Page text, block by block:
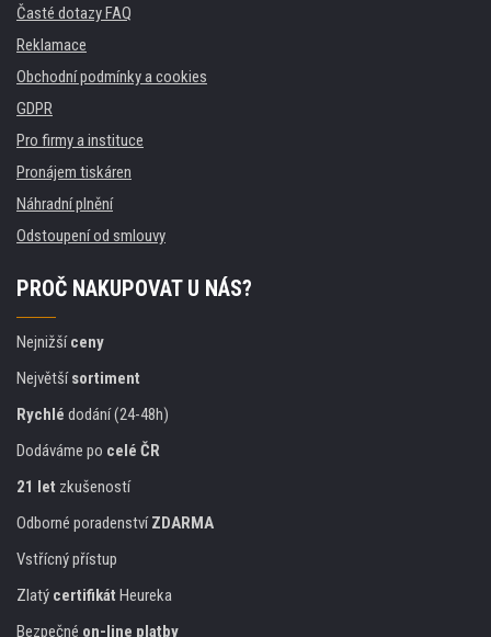
Časté dotazy FAQ
Reklamace
Obchodní podmínky a cookies
GDPR
Pro firmy a instituce
Pronájem tiskáren
Náhradní plnění
Odstoupení od smlouvy
PROČ NAKUPOVAT U NÁS?
Nejnižšíceny
Největšísortiment
Rychlé dodání (24-48h)
Dodáváme po celé ČR
21 let zkušeností
Odborné poradenstvíZDARMA
Vstřícný přístup
Zlatý certifikát Heureka
Bezpečné on-line platby